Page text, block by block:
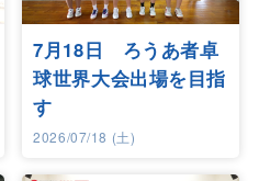
7月18日 ろうあ者卓
球世界大会出場を目指
す
2026/07/18 (土)